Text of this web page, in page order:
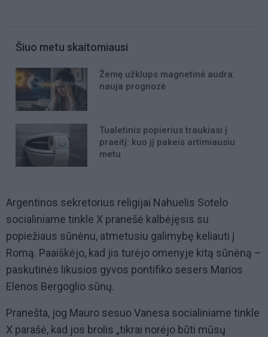
Šiuo metu skaitomiausi
Žemę užklups magnetinė audra:
nauja prognozė
Tualetinis popierius traukiasi į
praeitį: kuo jį pakeis artimiausiu
metu
Argentinos sekretorius religijai Nahuelis Sotelo
socialiniame tinkle X pranešė kalbėjęsis su
popiežiaus sūnėnu, atmetusiu galimybę keliauti į
Romą. Paaiškėjo, kad jis turėjo omenyje kitą sūnėną –
paskutinės likusios gyvos pontifiko sesers Marios
Elenos Bergoglio sūnų.
Pranešta, jog Mauro sesuo Vanesa socialiniame tinkle
X parašė, kad jos brolis „tikrai norėjo būti mūsų